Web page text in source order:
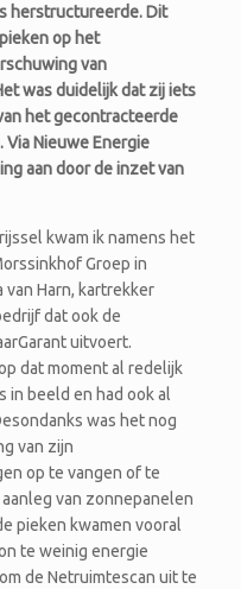
herstructureerde. Dit
op het
van
was duidelijk dat zij iets
het gecontracteerde
Nieuwe Energie
aan door de inzet van
kwam ik namens het
Groep in
Harn, kartrekker
dat ook de
uitvoert.
dat moment al redelijk
in beeld en had ook al
was het nog
van zijn
op te vangen of te
van zonnepanelen
pieken kwamen vooral
te weinig energie
de Netruimtescan uit te